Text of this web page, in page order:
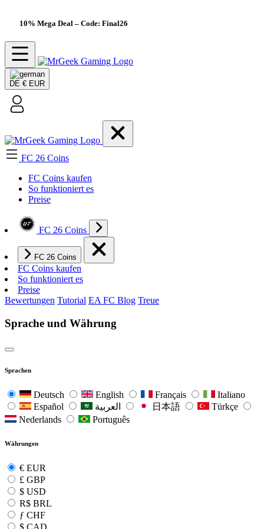
10% Mega Deal – Code: Final26
DE € EUR
FC 26 Coins
FC Coins kaufen
So funktioniert es
Preise
FC 26 Coins
FC 26 Coins
FC Coins kaufen
So funktioniert es
Preise
Bewertungen Tutorial EA FC Blog Treue
Sprache und Währung
Sprachen
Deutsch English Français
Italiano
Español
日本語
Türkçe
Nederlands
Português
Währungen
€ EUR
£ GBP
$ USD
R$ BRL
ƒ CHF
$ CAD